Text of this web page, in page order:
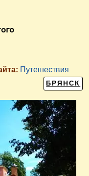
Путешествия
БРЯНСК